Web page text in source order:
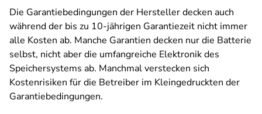
Die Garantiebedingungen der Hersteller decken auch
während der bis zu 10-jährigen Garantiezeit nicht immer
alle Kosten ab. Manche Garantien decken nur die Batterie
selbst, nicht aber die umfangreiche Elektronik des
Speichersystems ab. Manchmal verstecken sich
Kostenrisiken für die Betreiber im Kleingedruckten der
Garantiebedingungen.